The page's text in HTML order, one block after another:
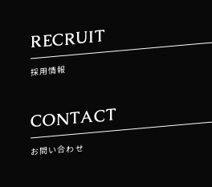
RECRUIT
採用情報
CONTACT
お問い合わせ